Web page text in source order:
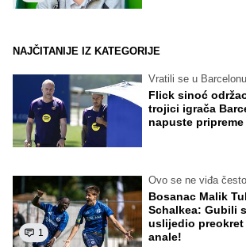
NAJČITANIJE IZ KATEGORIJE
Vratili se u Barcelonu
Flick sinoć
trojici igrača
napuste pripreme
1
Ovo se ne viđa često
Bosanac Malik
Schalkea: Gubili
uslijedio
anale!